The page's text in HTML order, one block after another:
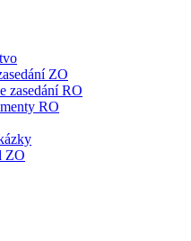
ZO
zasedání RO
RO
ZO